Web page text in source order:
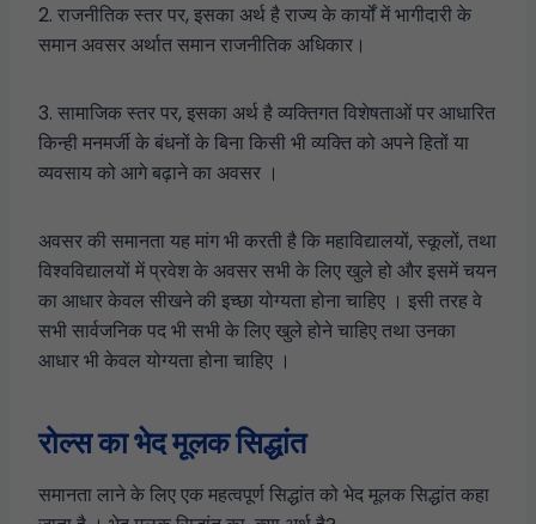
2. राजनीतिक स्तर पर, इसका अर्थ है राज्य के कार्यों में भागीदारी के
समान अवसर अर्थात समान राजनीतिक अधिकार।
3. सामाजिक स्तर पर, इसका अर्थ है व्यक्तिगत विशेषताओं पर आधारित
किन्ही मनमर्जी के बंधनों के बिना किसी भी व्यक्ति को अपने हितों या
व्यवसाय को आगे बढ़ाने का अवसर ।
अवसर की समानता यह मांग भी करती है कि महाविद्यालयों, स्कूलों, तथा
विश्वविद्यालयों में प्रवेश के अवसर सभी के लिए खुले हो और इसमें चयन
का आधार केवल सीखने की इच्छा योग्यता होना चाहिए । इसी तरह वे
सभी सार्वजनिक पद भी सभी के लिए खुले होने चाहिए तथा उनका
आधार भी केवल योग्यता होना चाहिए ।
रोल्स का भेद मूलक सिद्धांत
समानता लाने के लिए एक महत्वपूर्ण सिद्धांत को भेद मूलक सिद्धांत कहा